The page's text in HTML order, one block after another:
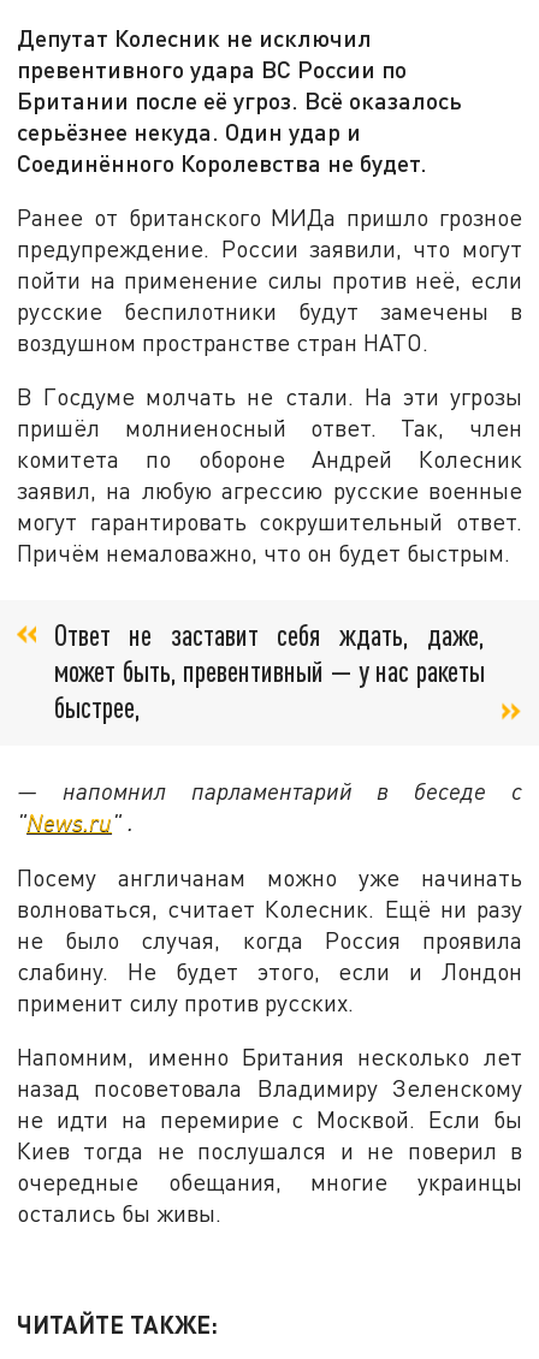
Депутат Колесник не исключил
превентивного удара ВС России по
Британии после её угроз. Всё оказалось
серьёзнее некуда. Один удар и
Соединённого Королевства не будет.
Ранее от британского МИДа пришло грозное
предупреждение. России заявили, что могут
пойти на применение силы против неё, если
русские беспилотники будут замечены в
воздушном пространстве стран НАТО.
В Госдуме молчать не стали. На эти угрозы
пришёл молниеносный ответ. Так, член
комитета по обороне Андрей Колесник
заявил, на любую агрессию русские военные
могут гарантировать сокрушительный ответ.
Причём немаловажно, что он будет быстрым.
Ответ не заставит себя ждать, даже,
может быть, превентивный — у нас ракеты
быстрее,
— напомнил парламентарий в беседе с
"News.ru" .
Посему англичанам можно уже начинать
волноваться, считает Колесник. Ещё ни разу
не было случая, когда Россия проявила
слабину. Не будет этого, если и Лондон
применит силу против русских.
Напомним, именно Британия несколько лет
назад посоветовала Владимиру Зеленскому
не идти на перемирие с Москвой. Если бы
Киев тогда не послушался и не поверил в
очередные обещания, многие украинцы
остались бы живы.
ЧИТАЙТЕ ТАКЖЕ: